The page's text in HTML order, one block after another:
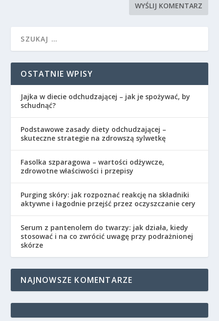
OSTATNIE WPISY
Jajka w diecie odchudzającej – jak je spożywać, by
schudnąć?
Podstawowe zasady diety odchudzającej –
skuteczne strategie na zdrowszą sylwetkę
Fasolka szparagowa – wartości odżywcze,
zdrowotne właściwości i przepisy
Purging skóry: jak rozpoznać reakcję na składniki
aktywne i łagodnie przejść przez oczyszczanie cery
Serum z pantenolem do twarzy: jak działa, kiedy
stosować i na co zwrócić uwagę przy podrażnionej
skórze
NAJNOWSZE KOMENTARZE